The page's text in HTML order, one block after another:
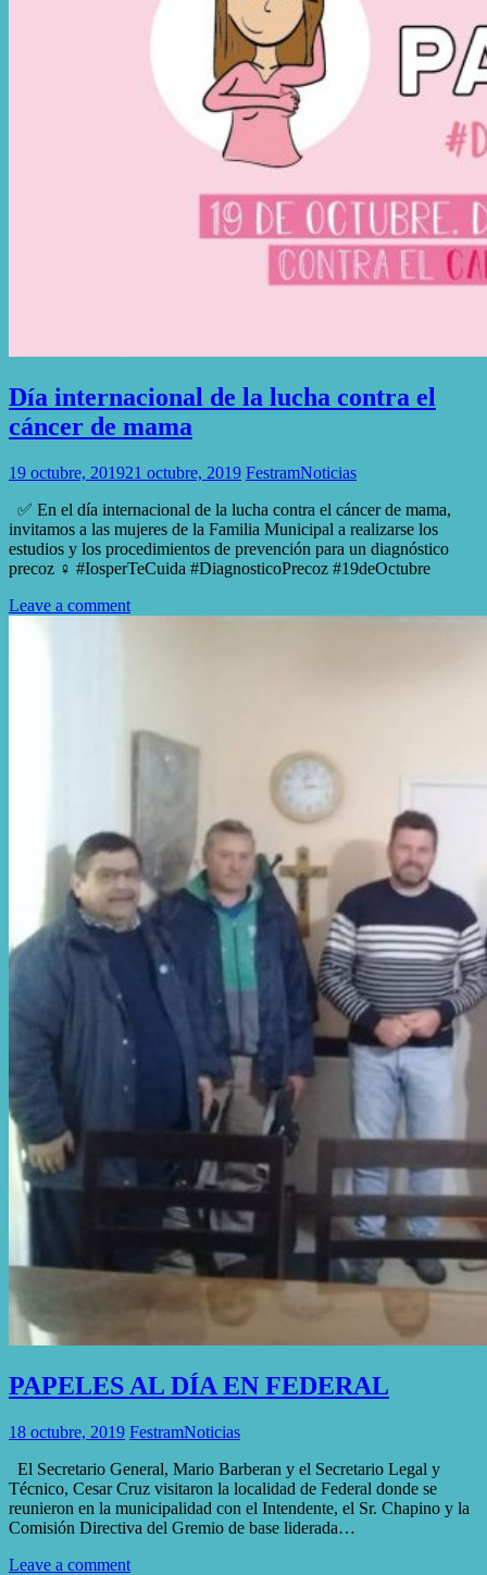
Día internacional de la lucha contra el
cáncer de mama
19 octubre, 201921 octubre, 2019 FestramNoticias
✅ En el día internacional de la lucha contra el cáncer de mama,
invitamos a las mujeres de la Familia Municipal a realizarse los
estudios y los procedimientos de prevención para un diagnóstico
precoz ‍♀️‍ #IosperTeCuida #DiagnosticoPrecoz #19deOctubre
Leave a comment
PAPELES AL DÍA EN FEDERAL
18 octubre, 2019 FestramNoticias
El Secretario General, Mario Barberan y el Secretario Legal y
Técnico, Cesar Cruz visitaron la localidad de Federal donde se
reunieron en la municipalidad con el Intendente, el Sr. Chapino y la
Comisión Directiva del Gremio de base liderada…
Leave a comment